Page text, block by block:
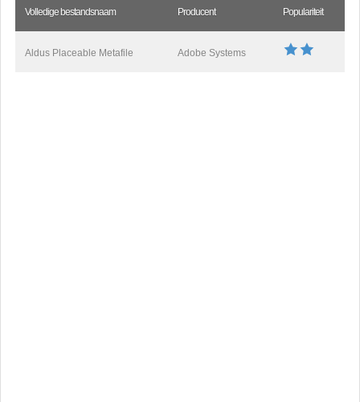
Volledige bestandsnaam Producent Populariteit
Aldus Placeable Metafile Adobe Systems